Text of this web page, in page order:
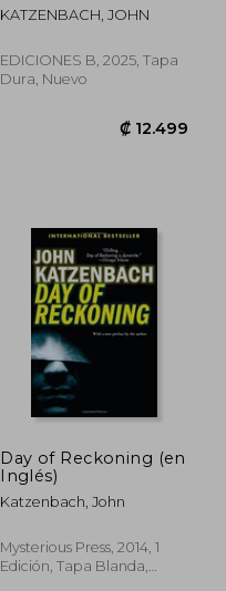
₡
KATZENBACH, JOHN
EDICIONES B, 2025, Tapa
Dura, Nuevo
Day of Reckoning (en
Inglés)
Katzenbach, John
Mysterious Press, 2014, 1
Edición, Tapa Blanda,